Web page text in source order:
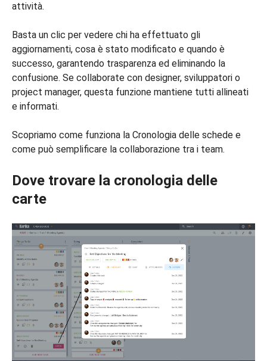
attività.
Basta un clic per vedere chi ha effettuato gli
aggiornamenti, cosa è stato modificato e quando è
successo, garantendo trasparenza ed eliminando la
confusione. Se collaborate con designer, sviluppatori o
project manager, questa funzione mantiene tutti allineati
e informati.
Scopriamo come funziona la Cronologia delle schede e
come può semplificare la collaborazione tra i team.
Dove trovare la cronologia delle
carte